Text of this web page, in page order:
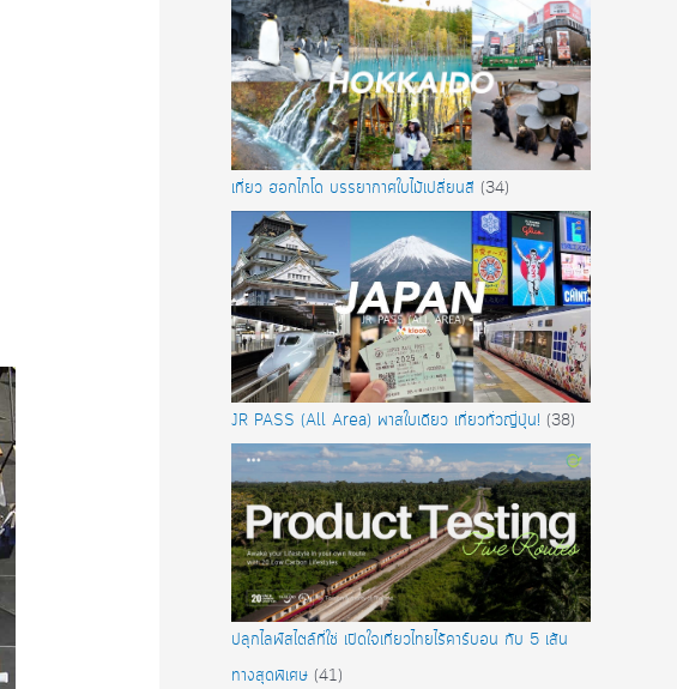
เที่ยว ฮอกไกโด บรรยากาศใบไม้เปลี่ยนสี (34)
JR PASS (All Area) พาสใบเดียว เที่ยวทั่วญี่ปุ่น! (38)
ปลุกไลฟ์สไตล์ที่ใช่ เปิดใจเที่ยวไทยไร้คาร์บอน กับ 5 เส้น
ทางสุดพิเศษ (41)